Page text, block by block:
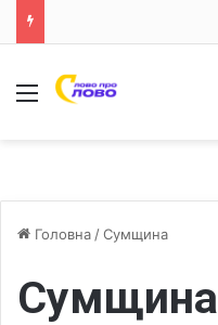
Меню
Головна /Сумщина
Сумщина